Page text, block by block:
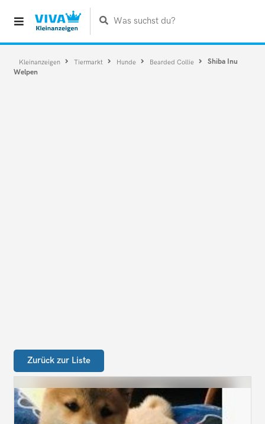
Was suchst du?
Kleinanzeigen Tiermarkt Hunde Bearded Collie
Shiba Inu
Welpen
Zurück zur Liste